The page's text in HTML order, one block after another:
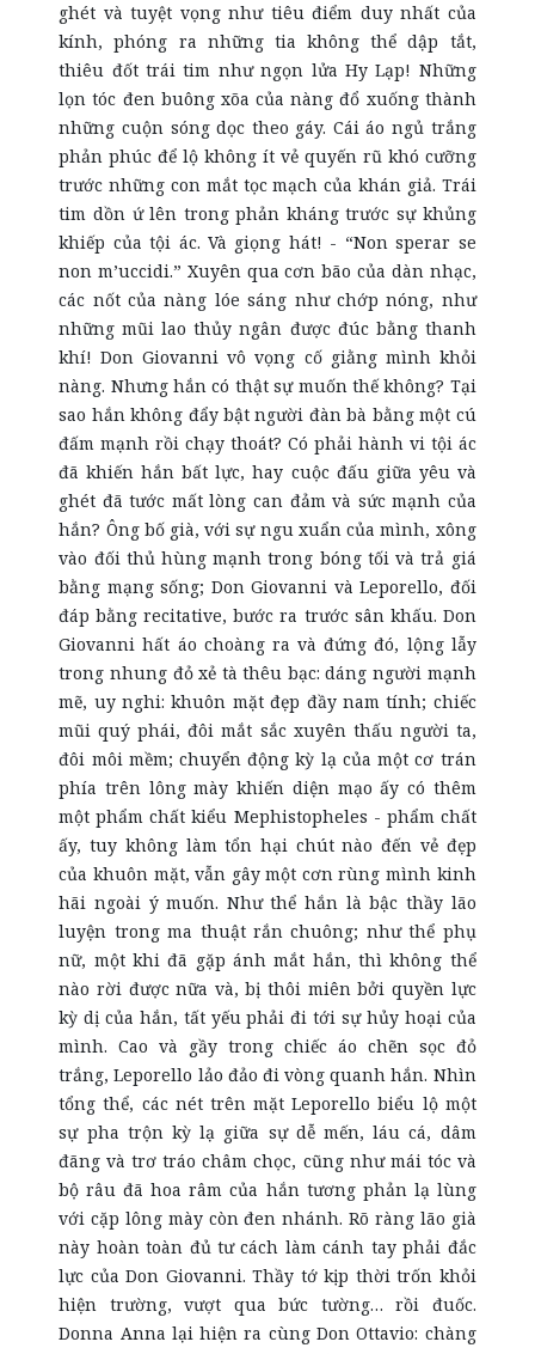
ghét và tuyệt vọng như tiêu điểm duy nhất của
kính, phóng ra những tia không thể dập tắt,
thiêu đốt trái tim như ngọn lửa Hy Lạp! Những
lọn tóc đen buông xõa của nàng đổ xuống thành
những cuộn sóng dọc theo gáy. Cái áo ngủ trắng
phản phúc để lộ không ít vẻ quyến rũ khó cưỡng
trước những con mắt tọc mạch của khán giả. Trái
tim dồn ứ lên trong phản kháng trước sự khủng
khiếp của tội ác. Và giọng hát! - “Non sperar se
non m’uccidi.” Xuyên qua cơn bão của dàn nhạc,
các nốt của nàng lóe sáng như chớp nóng, như
những mũi lao thủy ngân được đúc bằng thanh
khí! Don Giovanni vô vọng cố giằng mình khỏi
nàng. Nhưng hắn có thật sự muốn thế không? Tại
sao hắn không đẩy bật người đàn bà bằng một cú
đấm mạnh rồi chạy thoát? Có phải hành vi tội ác
đã khiến hắn bất lực, hay cuộc đấu giữa yêu và
ghét đã tước mất lòng can đảm và sức mạnh của
hắn? Ông bố già, với sự ngu xuẩn của mình, xông
vào đối thủ hùng mạnh trong bóng tối và trả giá
bằng mạng sống; Don Giovanni và Leporello, đối
đáp bằng recitative, bước ra trước sân khấu. Don
Giovanni hất áo choàng ra và đứng đó, lộng lẫy
trong nhung đỏ xẻ tà thêu bạc: dáng người mạnh
mẽ, uy nghi: khuôn mặt đẹp đầy nam tính; chiếc
mũi quý phái, đôi mắt sắc xuyên thấu người ta,
đôi môi mềm; chuyển động kỳ lạ của một cơ trán
phía trên lông mày khiến diện mạo ấy có thêm
một phẩm chất kiểu Mephistopheles - phẩm chất
ấy, tuy không làm tổn hại chút nào đến vẻ đẹp
của khuôn mặt, vẫn gây một cơn rùng mình kinh
hãi ngoài ý muốn. Như thể hắn là bậc thầy lão
luyện trong ma thuật rắn chuông; như thể phụ
nữ, một khi đã gặp ánh mắt hắn, thì không thể
nào rời được nữa và, bị thôi miên bởi quyền lực
kỳ dị của hắn, tất yếu phải đi tới sự hủy hoại của
mình. Cao và gầy trong chiếc áo chẽn sọc đỏ
trắng, Leporello lảo đảo đi vòng quanh hắn. Nhìn
tổng thể, các nét trên mặt Leporello biểu lộ một
sự pha trộn kỳ lạ giữa sự dễ mến, láu cá, dâm
đãng và trơ tráo châm chọc, cũng như mái tóc và
bộ râu đã hoa râm của hắn tương phản lạ lùng
với cặp lông mày còn đen nhánh. Rõ ràng lão già
này hoàn toàn đủ tư cách làm cánh tay phải đắc
lực của Don Giovanni. Thầy tớ kịp thời trốn khỏi
hiện trường, vượt qua bức tường… rồi đuốc.
Donna Anna lại hiện ra cùng Don Ottavio: chàng